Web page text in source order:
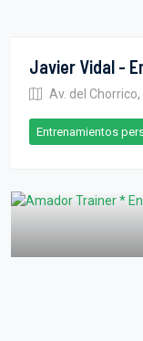
Javier Vidal -
Av. del
Entrenamientos